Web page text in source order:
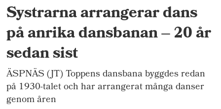
Systrarna arrangerar dans
på anrika dansbanan – 20 år
sedan sist
ÄSPNÄS (JT) Toppens dansbana byggdes redan
på 1930-talet och har arrangerat många danser
genom åren